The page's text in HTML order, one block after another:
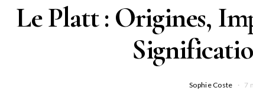
Le Platt : Origines,
Sophie Coste 7